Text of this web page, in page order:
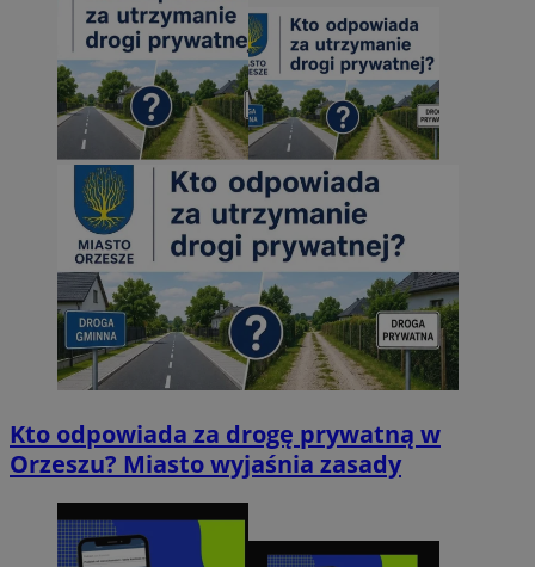
Kto odpowiada za drogę prywatną w
Orzeszu? Miasto wyjaśnia zasady